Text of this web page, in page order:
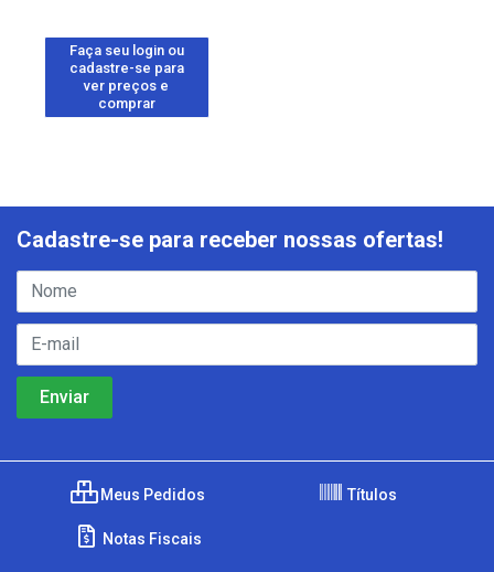
Faça seu login ou
cadastre-se para
ver preços e
comprar
Cadastre-se para receber nossas ofertas!
Meus Pedidos Títulos
Notas Fiscais